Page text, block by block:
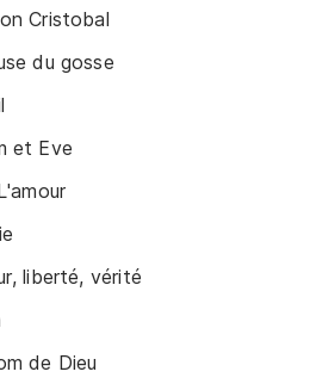
Cristobal
du gosse
et Eve
liberté, vérité
de Dieu